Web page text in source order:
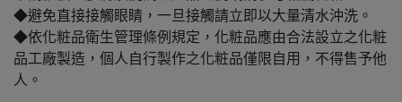
◆避免直接接觸眼睛，一旦接觸請立即以大量清水沖洗。
◆依化粧品衛生管理條例規定，化粧品應由合法設立之化粧
品工廠製造，個人自行製作之化粧品僅限自用，不得售予他
人。